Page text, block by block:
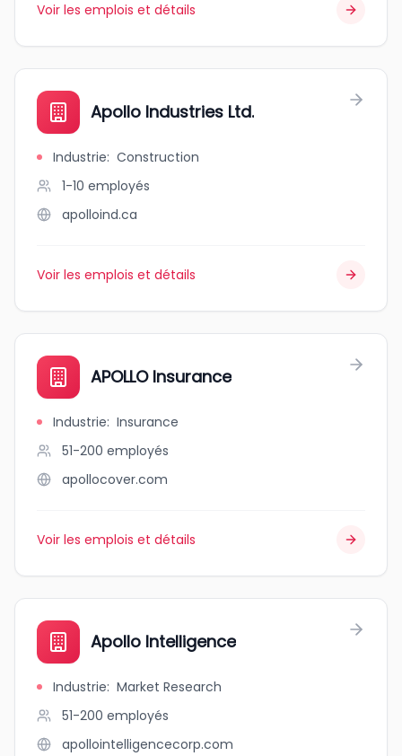
Voir les emplois et détails
Apollo Industries Ltd.
Industrie: Construction
1-10 employés
apolloind.ca
Voir les emplois et détails
APOLLO Insurance
Industrie: Insurance
51-200 employés
apollocover.com
Voir les emplois et détails
Apollo Intelligence
Industrie: Market Research
51-200 employés
apollointelligencecorp.com